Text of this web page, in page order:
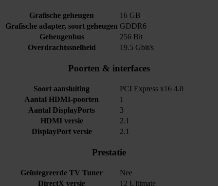
Grafische geheugen
16 GB
Grafische adapter, soort geheugen GDDR6
Geheugenbus
256 Bit
Overdrachtssnelheid
19.5 Gbit/s
Poorten & interfaces
Soort aansluiting
PCI Express x16 4.0
Aantal HDMI-poorten
1
Aantal DisplayPorts
3
HDMI versie
2.1
DisplayPort versie
2.1
Prestatie
Geïntegreerde TV Tuner
Nee
DirectX versie
12 Ultimate